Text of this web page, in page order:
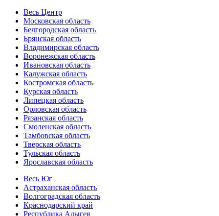
Весь Центр
Московская область
Белгородская область
Брянская область
Владимирская область
Воронежская область
Ивановская область
Калужская область
Костромская область
Курская область
Липецкая область
Орловская область
Рязанская область
Смоленская область
Тамбовская область
Тверская область
Тульская область
Ярославская область
Весь Юг
Астраханская область
Волгоградская область
Краснодарский край
Республика Адыгея